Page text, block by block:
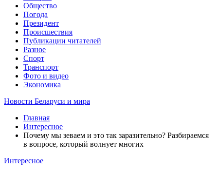
Общество
Погода
Президент
Происшествия
Публикации читателей
Разное
Спорт
Транспорт
Фото и видео
Экономика
Новости Беларуси и мира
Главная
Интересное
Почему мы зеваем и это так заразительно? Разбираемся
в вопросе, который волнует многих
Интересное